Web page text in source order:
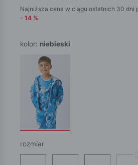
Najniższa cena w ciągu ostatnich 30 dni
- 14 %
kolor: niebieski
rozmiar